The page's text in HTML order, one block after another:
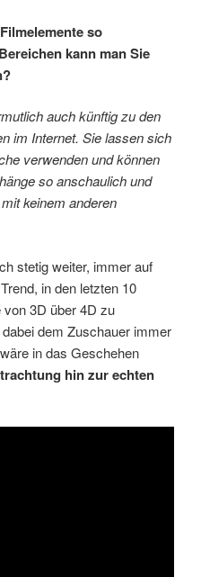
so
kann man Sie
auch künftig zu den
im Internet. Sie lassen sich
verwenden und können
so anschaulich und
keinem anderen
stetig weiter, immer auf
in den letzten 10
3D über 4D zu
dem Zuschauer immer
in das Geschehen
hin zur echten